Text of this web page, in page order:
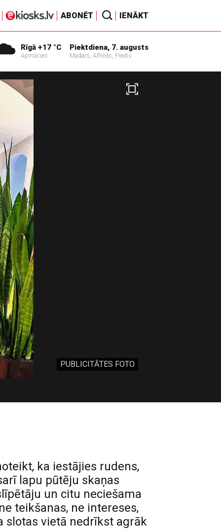
ABONĒT IENĀKT
Rīgā +17 °C
Apmācies
Piektdiena, 7. augusts
Madars, Alfrēds, Fredis
PUBLICITĀTES FOTO
ka iestājies rudens,
lapu pūtēju skaņas
un citu neciešama
teikšanas, ne intereses,
slotas vietā nedrīkst agrāk